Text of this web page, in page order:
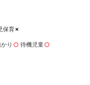
保育
り 待機児童